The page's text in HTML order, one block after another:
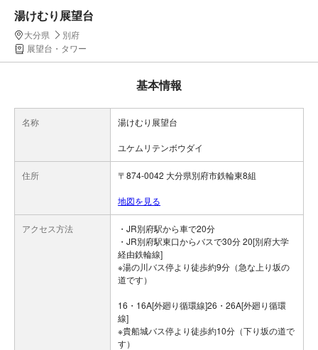
湯けむり展望台
大分県
別府
展望台・タワー
基本情報
名称 湯けむり展望台
ユケムリテンボウダイ
住所 〒874-0042 大分県別府市鉄輪東8組
地図を見る
アクセス方法
・JR別府駅から車で20分
・JR別府駅東口からバスで30分 20[別府大学
経由鉄輪線]
※湯の川バス停より徒歩約9分（急な上り坂の
道です）
16・16A[外廻り循環線]26・26A[外廻り循環
線]
※貴船城バス停より徒歩約10分（下り坂の道で
す）